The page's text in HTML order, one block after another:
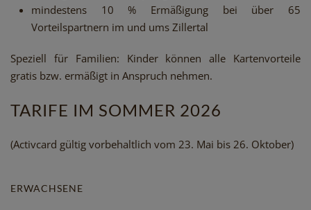
mindestens 10 % Ermäßigung bei über 65
Vorteilspartnern im und ums Zillertal
Speziell für Familien: Kinder können alle Kartenvorteile
gratis bzw. ermäßigt in Anspruch nehmen.
TARIFE IM SOMMER 2026
(Activcard gültig vorbehaltlich vom 23. Mai bis 26. Oktober)
ERWACHSENE